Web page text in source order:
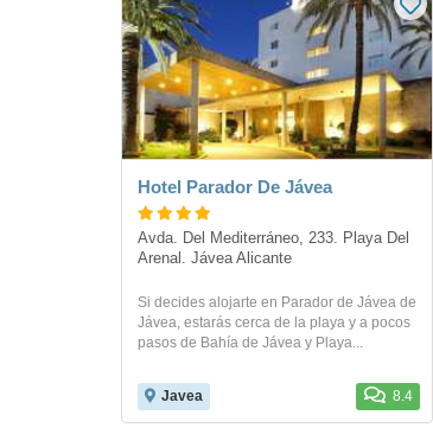
Hotel Parador De Jávea
Avda. Del Mediterráneo, 233. Playa Del
Arenal. Jávea Alicante
Si decides alojarte en Parador de Jávea de
Jávea, estarás cerca de la playa y a pocos
pasos de Bahía de Jávea y Playa...
Javea 8.4